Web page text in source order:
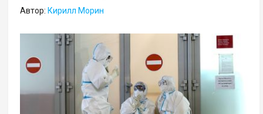
Автор: Кирилл Морин